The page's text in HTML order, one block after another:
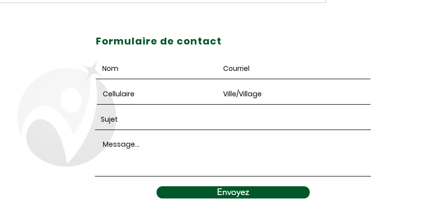
Formulaire de contact
Envoyez